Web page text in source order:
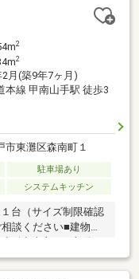
ます
にお問い合わせく
2
2
2月(築9年7ヶ月)
本線 甲南山手駅 徒歩3
市東灘区森南町１
駐車場あり
システムキッチン
台（サイズ制限確認
談ください■建物あ
修費用は最大１００
補修費用は最大１０